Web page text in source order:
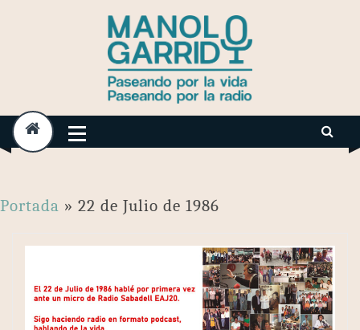
Portada » 22 de Julio de 1986